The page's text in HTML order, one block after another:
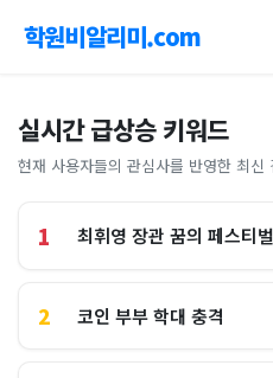
학원비알리미.com
실시간 급상승 키워드
현재 사용자들의 관심사를 반영한 최신
1 최휘영 장관 꿈의 페스티
2 코인 부부 학대 충격